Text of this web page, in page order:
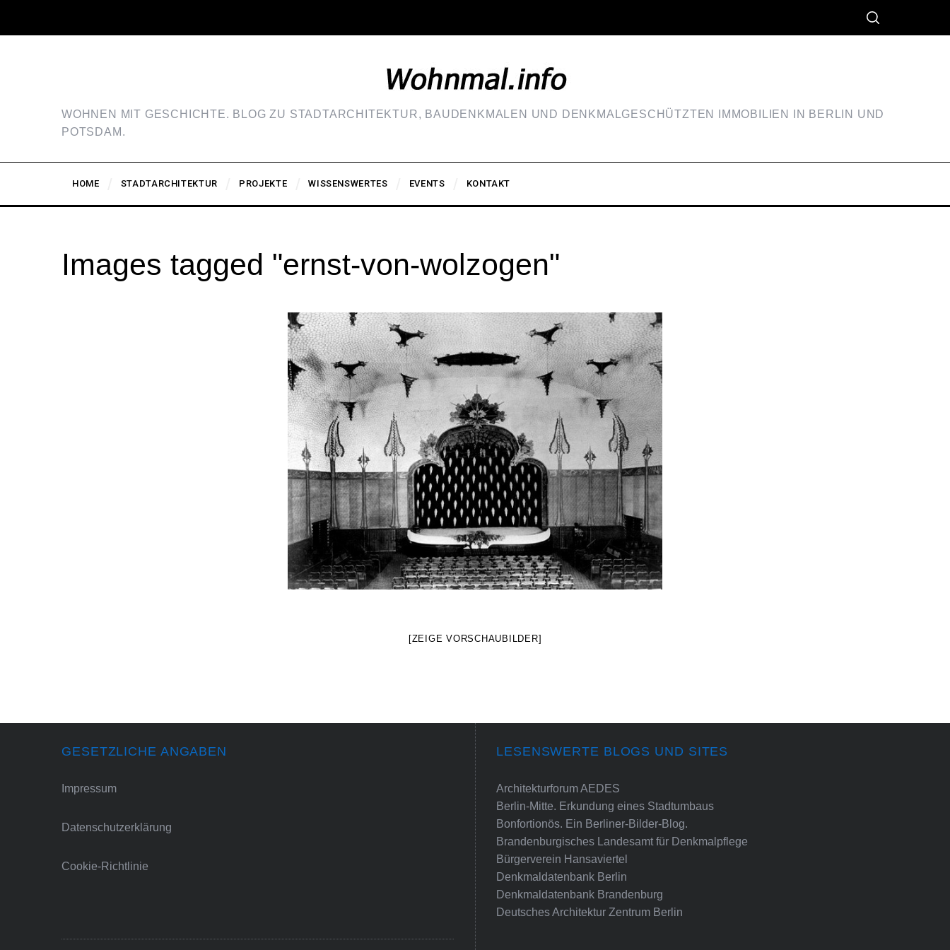
WOHNEN MIT GESCHICHTE. BLOG ZU STADTARCHITEKTUR, BAUDENKMALEN UND DENKMALGESCHÜTZTEN IMMOBILIEN IN BERLIN UND
POTSDAM.
HOME STADTARCHITEKTUR PROJEKTE WISSENSWERTES EVENTS KONTAKT
Images tagged "ernst-von-wolzogen"
[ZEIGE VORSCHAUBILDER]
GESETZLICHE ANGABEN
Impressum
Datenschutzerklärung
Cookie-Richtlinie
LESENSWERTE BLOGS UND SITES
Architekturforum AEDES
Berlin-Mitte. Erkundung eines Stadtumbaus
Bonfortionös. Ein Berliner-Bilder-Blog.
Brandenburgisches Landesamt für Denkmalpflege
Bürgerverein Hansaviertel
Denkmaldatenbank Berlin
Denkmaldatenbank Brandenburg
Deutsches Architektur Zentrum Berlin